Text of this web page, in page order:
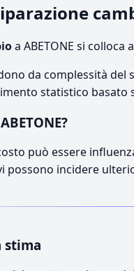
a ABETONE si
da complessità
statistico
può essere
possono incidere
stima